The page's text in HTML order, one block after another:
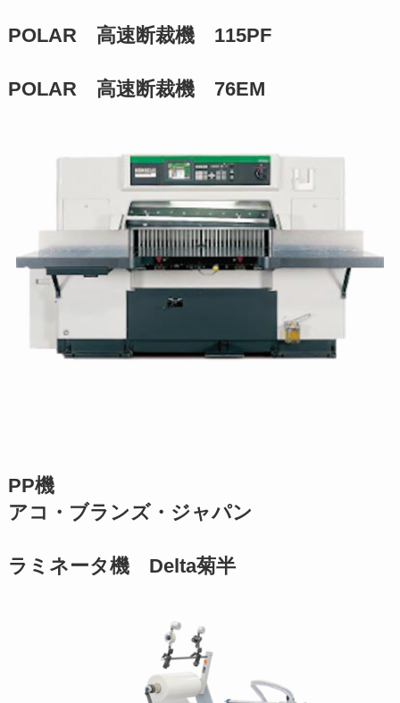
POLAR 高速断裁機 115PF
POLAR 高速断裁機 76EM
PP機
アコ・ブランズ・ジャパン
ラミネータ機 Delta菊半